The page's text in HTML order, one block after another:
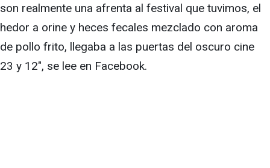
son realmente una afrenta al festival que tuvimos, el
hedor a orine y heces fecales mezclado con aroma
de pollo frito, llegaba a las puertas del oscuro cine
23 y 12", se lee en Facebook.